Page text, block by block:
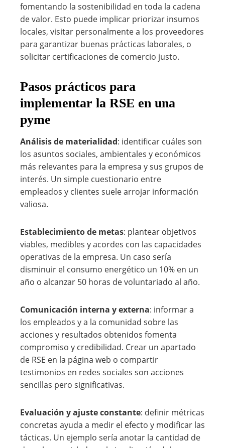
fomentando la sostenibilidad en toda la cadena
de valor. Esto puede implicar priorizar insumos
locales, visitar personalmente a los proveedores
para garantizar buenas prácticas laborales, o
solicitar certificaciones de comercio justo.
Pasos prácticos para
implementar la RSE en una
pyme
Análisis de materialidad: identificar cuáles son
los asuntos sociales, ambientales y económicos
más relevantes para la empresa y sus grupos de
interés. Un simple cuestionario entre
empleados y clientes suele arrojar información
valiosa.
Establecimiento de metas: plantear objetivos
viables, medibles y acordes con las capacidades
operativas de la empresa. Un caso sería
disminuir el consumo energético un 10% en un
año o alcanzar 50 horas de voluntariado al año.
Comunicación interna y externa: informar a
los empleados y a la comunidad sobre las
acciones y resultados obtenidos fomenta
compromiso y credibilidad. Crear un apartado
de RSE en la página web o compartir
testimonios en redes sociales son acciones
sencillas pero significativas.
Evaluación y ajuste constante: definir métricas
concretas ayuda a medir el efecto y modificar las
tácticas. Un ejemplo sería anotar la cantidad de